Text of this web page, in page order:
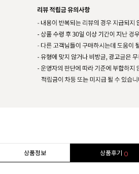
상품정보 상품후기 0